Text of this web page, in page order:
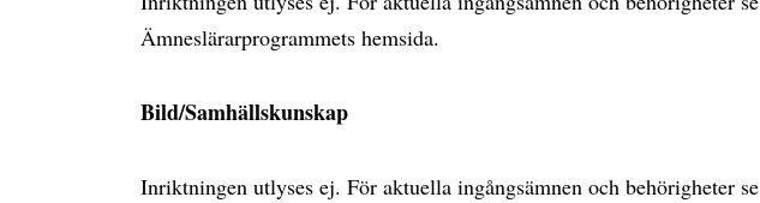
Ämneslärarprogrammets hemsida.
Bild/Samhällskunskap
Inriktningen utlyses ej. För aktuella ingångsämnen och behörigheter se